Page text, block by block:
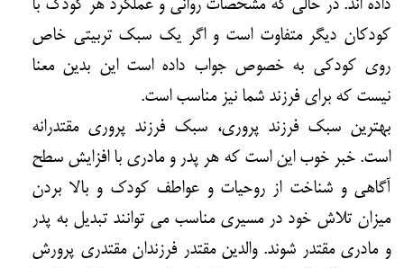
داده اند. در حالی که مشخصات روانی و عملکرد هر کودک با
کودکان دیگر متفاوت است و اگر یک سبک تربیتی خاص
روی کودکی به خصوص جواب داده است این بدین معنا
نیست که برای فرزند شما نیز مناسب است.
بهترین سبک فرزند پروری، سبک فرزند پروری مقتدرانه
است. خبر خوب این است که هر پدر و مادری با افزایش سطح
آگاهی و شناخت از روحیات و عواطف کودک و بالا بردن
میزان تلاش خود در مسیری مناسب می توانند تبدیل به پدر
و مادری مقتدر شوند. والدین مقتدر فرزندان مقتدری پرورش